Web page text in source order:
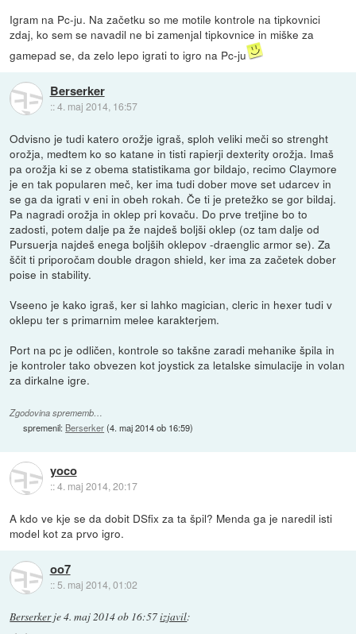
Igram na Pc-ju. Na začetku so me motile kontrole na tipkovnici
zdaj, ko sem se navadil ne bi zamenjal tipkovnice in miške za
gamepad se, da zelo lepo igrati to igro na Pc-ju
Berserker
::4. maj 2014, 16:57
Odvisno je tudi katero orožje igraš, sploh veliki meči so strenght
orožja, medtem ko so katane in tisti rapierji dexterity orožja. Imaš
pa orožja ki se z obema statistikama gor bildajo, recimo Claymore
je en tak popularen meč, ker ima tudi dober move set udarcev in
se ga da igrati v eni in obeh rokah. Če ti je pretežko se gor bildaj.
Pa nagradi orožja in oklep pri kovaču. Do prve tretjine bo to
zadosti, potem dalje pa že najdeš boljši oklep (oz tam dalje od
Pursuerja najdeš enega boljših oklepov -draenglic armor se). Za
ščit ti priporočam double dragon shield, ker ima za začetek dober
poise in stability.
Vseeno je kako igraš, ker si lahko magician, cleric in hexer tudi v
oklepu ter s primarnim melee karakterjem.
Port na pc je odličen, kontrole so takšne zaradi mehanike špila in
je kontroler tako obvezen kot joystick za letalske simulacije in volan
za dirkalne igre.
Zgodovina sprememb…
spremenil: Berserker(4. maj 2014 ob 16:59)
yoco
::4. maj 2014, 20:17
A kdo ve kje se da dobit DSfix za ta špil? Menda ga je naredil isti
model kot za prvo igro.
oo7
:: 5. maj 2014, 01:02
Berserkerje4. maj 2014 ob 16:57izjavil: